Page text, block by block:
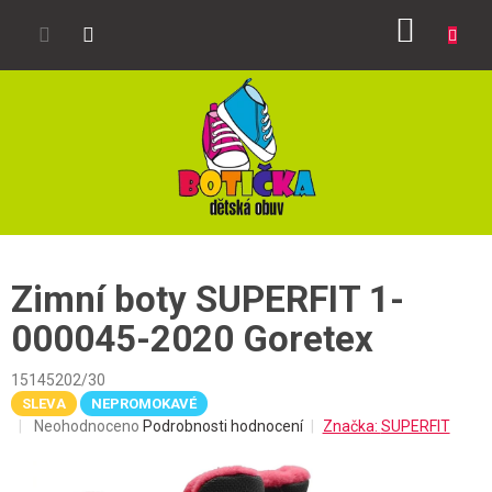
Zimní boty SUPERFIT 1-
000045-2020 Goretex
15145202/30
SLEVA NEPROMOKAVÉ
Průměrné
Neohodnoceno Podrobnosti hodnocení Značka: SUPERFIT